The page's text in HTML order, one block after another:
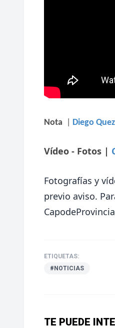
Nota Diego
Vídeo - Fotos |
Fotografías y
previo aviso.
ETIQUETAS:
#NOTICIAS
TE PUEDE